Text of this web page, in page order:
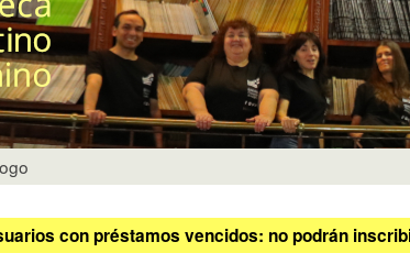
con préstamos vencidos: no podrán